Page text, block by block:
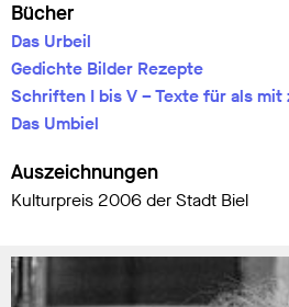
Bücher
Das Urbeil
Gedichte Bilder Rezepte
Schriften I bis V – Texte für als mit
Das Umbiel
Auszeichnungen
Kulturpreis 2006 der Stadt Biel